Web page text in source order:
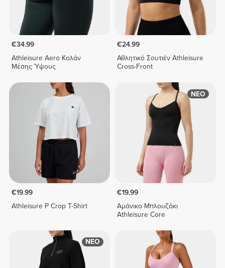
€34.99
Athleisure Aero Κολάν
Μέσης Ύψους
€24.99
Αθλητικό Σουτιέν Athleisure
Cross-Front
€19.99
Athleisure P Crop T-Shirt
ΝΕΟ
€19.99
Αμάνικο Μπλουζάκι
Athleisure Core
ΝΕΟ